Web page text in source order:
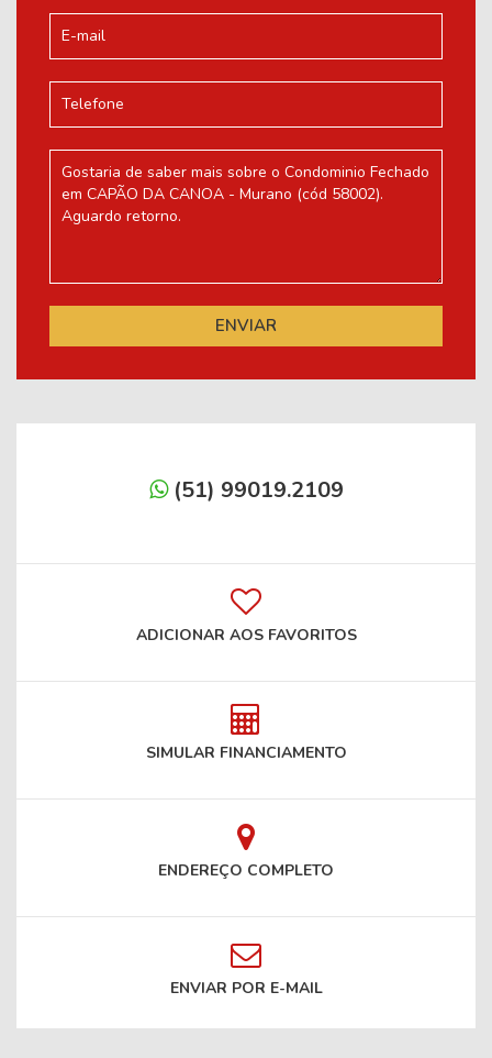
(51) 99019.2109
ADICIONAR AOS FAVORITOS
SIMULAR FINANCIAMENTO
ENDEREÇO COMPLETO
ENVIAR POR E-MAIL